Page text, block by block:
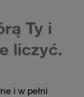
Ty i
liczyć.
i w pełni